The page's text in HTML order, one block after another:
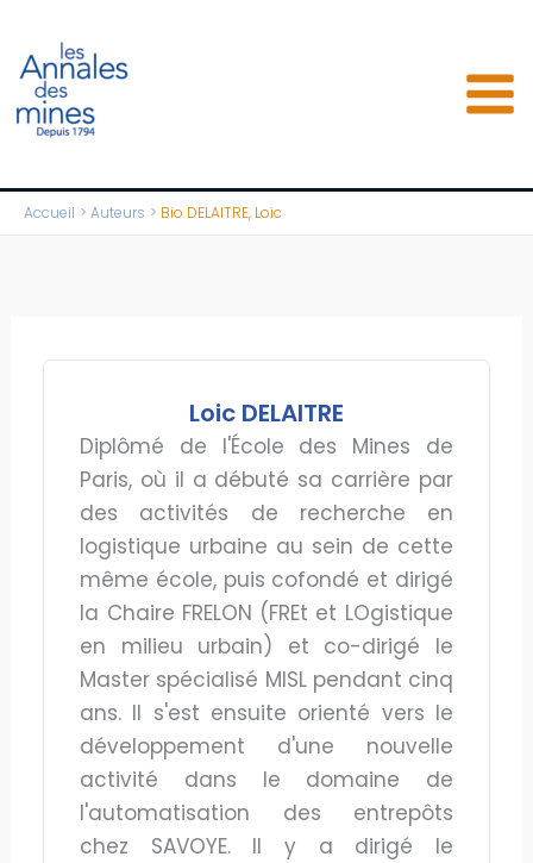
contenu
Accueil Auteurs Bio DELAITRE, Loic
Loic DELAITRE
Diplômé de l'École des Mines de
Paris, où il a débuté sa carrière par
des activités de recherche en
logistique urbaine au sein de cette
même école, puis cofondé et dirigé
la Chaire FRELON (FREt et LOgistique
en milieu urbain) et co-dirigé le
Master spécialisé MISL pendant cinq
ans. Il s'est ensuite orienté vers le
développement d'une nouvelle
activité dans le domaine de
l'automatisation des entrepôts
chez SAVOYE. Il y a dirigé le